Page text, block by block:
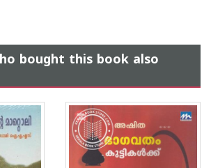
bought this book also